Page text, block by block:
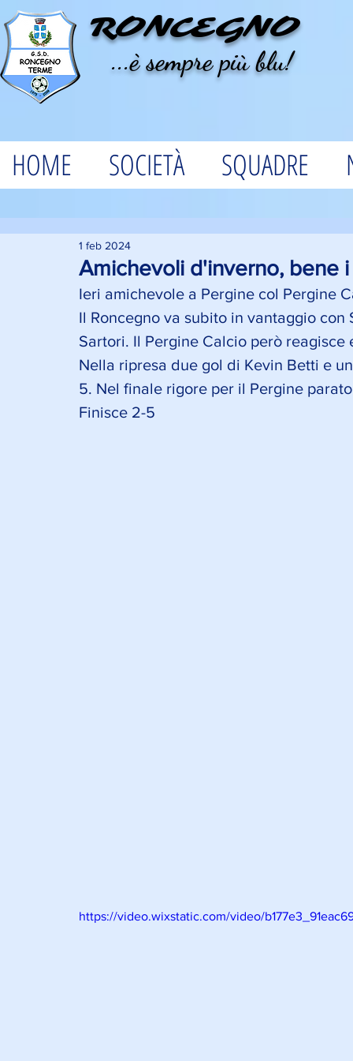
RONCEGNO
...è sempre più blu!
HOME SOCIETÀ SQUADRE
Amichevoli d'inverno, bene
1 feb 2024
Ieri amichevole a Pergine col Pergine
Il Roncegno va subito in vantaggio
Sartori. Il Pergine Calcio però
Nella ripresa due gol di Kevin Betti e
5. Nel finale rigore per il Pergine
Finisce 2-5
https://video.wixstatic.com/video/